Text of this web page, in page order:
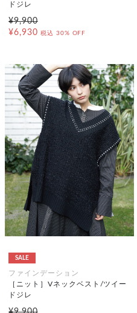
ドジレ
¥9,900
¥6,930 税込 30% OFF
SALE
ファインデーション
［ニット］Vネックベスト/ツイー
ドジレ